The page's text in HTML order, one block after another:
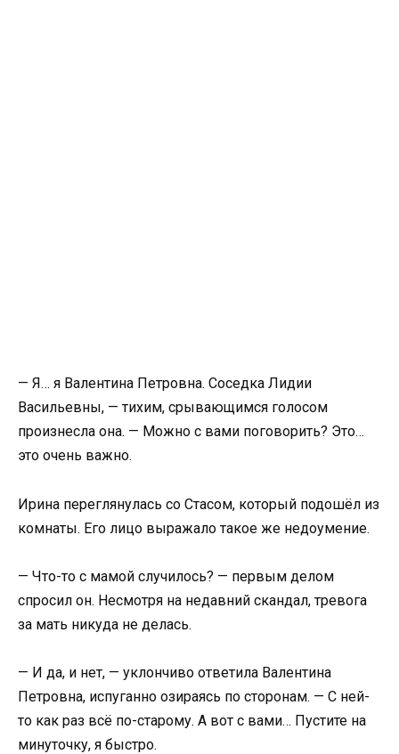
— Я… я Валентина Петровна. Соседка Лидии
Васильевны, — тихим, срывающимся голосом
произнесла она. — Можно с вами поговорить? Это…
это очень важно.
Ирина переглянулась со Стасом, который подошёл из
комнаты. Его лицо выражало такое же недоумение.
— Что-то с мамой случилось? — первым делом
спросил он. Несмотря на недавний скандал, тревога
за мать никуда не делась.
— И да, и нет, — уклончиво ответила Валентина
Петровна, испуганно озираясь по сторонам. — С ней-
то как раз всё по-старому. А вот с вами… Пустите на
минуточку, я быстро.